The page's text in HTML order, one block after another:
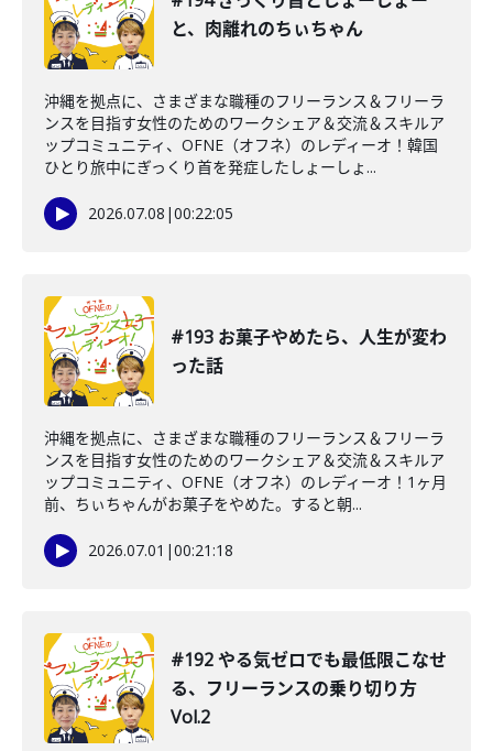
と、肉離れのちぃちゃん
沖縄を拠点に、さまざまな職種のフリーランス＆フリーラ
ンスを目指す女性のためのワークシェア＆交流＆スキルア
ップコミュニティ、OFNE（オフネ）のレディーオ！韓国
ひとり旅中にぎっくり首を発症したしょーしょ...
2026.07.08 |00:22:05
#193 お菓子やめたら、人生が変わ
った話
沖縄を拠点に、さまざまな職種のフリーランス＆フリーラ
ンスを目指す女性のためのワークシェア＆交流＆スキルア
ップコミュニティ、OFNE（オフネ）のレディーオ！1ヶ月
前、ちぃちゃんがお菓子をやめた。すると朝...
2026.07.01 |00:21:18
#192 やる気ゼロでも最低限こなせ
る、フリーランスの乗り切り方
Vol.2